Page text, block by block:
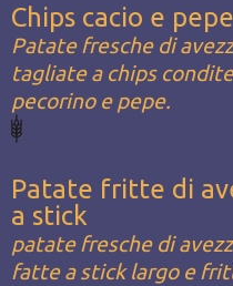
Chips cacio e pepe
Patate fresche di
tagliate a chips
pecorino e pepe.
Patate fritte di
a stick
patate fresche di
fatte a stick largo e